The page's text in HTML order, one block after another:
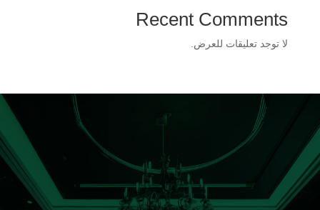
Recent Comments
لا توجد تعليقات للعرض.